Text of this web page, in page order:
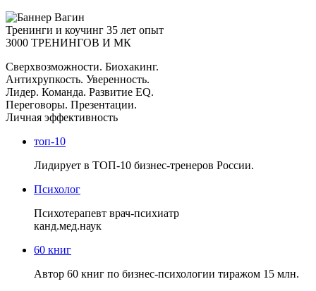
Тренинги и коучинг 35 лет опыт
3000 ТРЕНИНГОВ И МК
Сверхвозможности. Биохакинг.
Антихрупкость. Уверенность.
Лидер. Команда. Развитие EQ.
Переговоры. Презентации.
Личная эффективность
топ-10
Лидирует в ТОП-10 бизнес-тренеров России.
Психолог
Психотерапевт врач-психиатр
канд.мед.наук
60 книг
Автор 60 книг по бизнес-психологии тиражом 15 млн.